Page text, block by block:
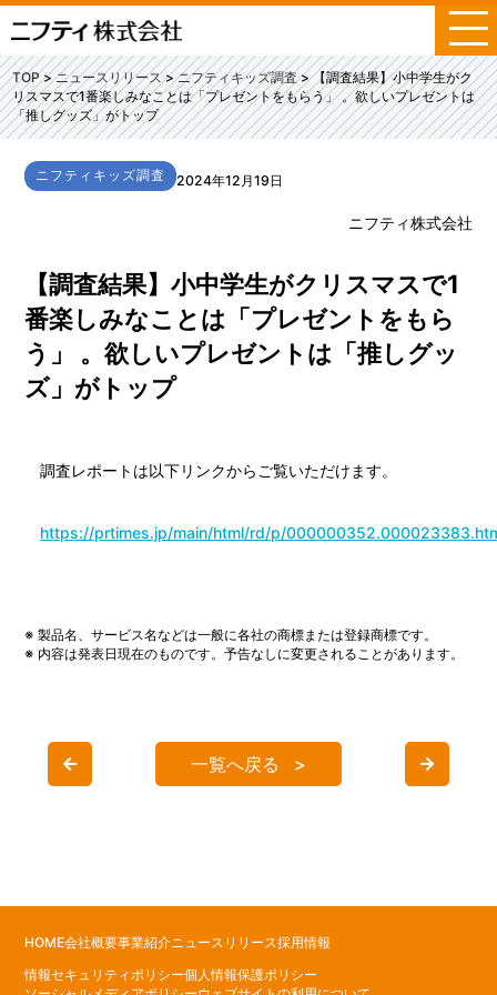
メ
ニ
ュ
ー
TOP ニュースリリース ニフティキッズ調査
【調査結果】小中学生がク
リスマスで1番楽しみなことは「プレゼントをもらう」 。欲しいプレゼントは
「推しグッズ」がトップ
ニフティキッズ調査 2024年12月19日
ニフティ株式会社
【調査結果】小中学生がクリスマスで1
番楽しみなことは「プレゼントをもら
う」 。欲しいプレゼントは「推しグッ
ズ」がトップ
調査レポートは以下リンクからご覧いただけます。
https://prtimes.jp/main/html/rd/p/
※ 製品名、サービス名などは一般に各社の商標または登録商標です。
※ 内容は発表日現在のものです。予告なしに変更されることがあります。
一覧へ戻る
HOME会社概要事業紹介ニュースリリース採用情報
情報セキュリティポリシー個人情報保護ポリシー